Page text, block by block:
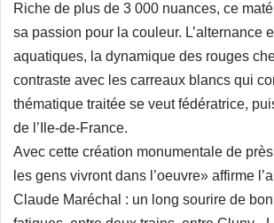
Riche de plus de 3 000 nuances, ce
sa passion pour la couleur. L’alternance
aquatiques, la dynamique des rouges
contraste avec les carreaux blancs qui
thématique traitée se veut fédératrice,
de l’Ile-de-France.
Avec cette création monumentale de
les gens vivront dans l’oeuvre» affirme
Claude Maréchal : un long sourire de